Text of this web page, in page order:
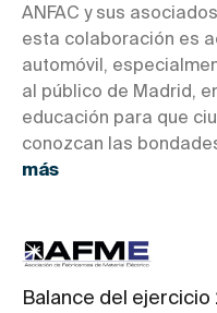
ANFAC y sus
esta colaboración es
automóvil,
al público de Madrid,
educación para que
conozcan las
más
Balance del ejercicio